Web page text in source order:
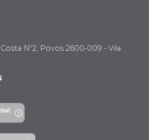
Nº2, Povos 2600-009 - Vila